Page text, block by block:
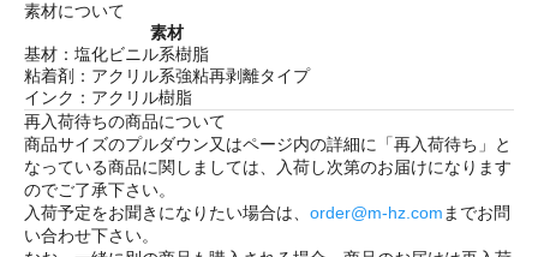
素材について
素材
基材：塩化ビニル系樹脂
粘着剤：アクリル系強粘再剥離タイプ
インク：アクリル樹脂
再入荷待ちの商品について
商品サイズのプルダウン又はページ内の詳細に「再入荷待ち 」と
なっている商品に関しましては、入荷し次第のお届けになります
のでご了承下さい。
入荷予定をお聞きになりたい場合は、 order@m-hz.comまでお問
い合わせ下さい。